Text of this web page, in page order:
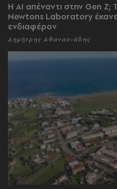
Η AI απέναντι στην Gen
Newtons Laboratory έκανε
ενδιαφέρον
Δημήτρης Αθανασιάδης